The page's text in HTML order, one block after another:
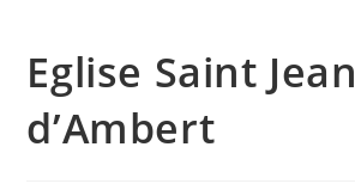
Eglise Saint Jean
d’Ambert